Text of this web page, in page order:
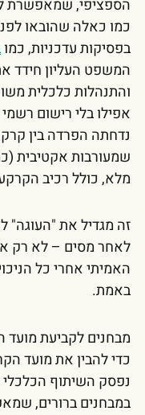
הספציפי, שמאפשרת
כמו כאלה שהובאו
בפסיקות עדכניות, כמו
המשפט העליון חידד
והתנהלות כלכלית
אפילו בלי רישום
נדחתה הפרדה בין
שמעורבות אקטיבית
מלא, כולל רכיב
זה מגדיל את "העוגה"
לאחר מסים – לא רק
האמיתי אחרי כל
באמת.
מבחנים לקביעת מועד
כדי להבין את מועד
נפסק השיתוף
במבחנים ברורים,